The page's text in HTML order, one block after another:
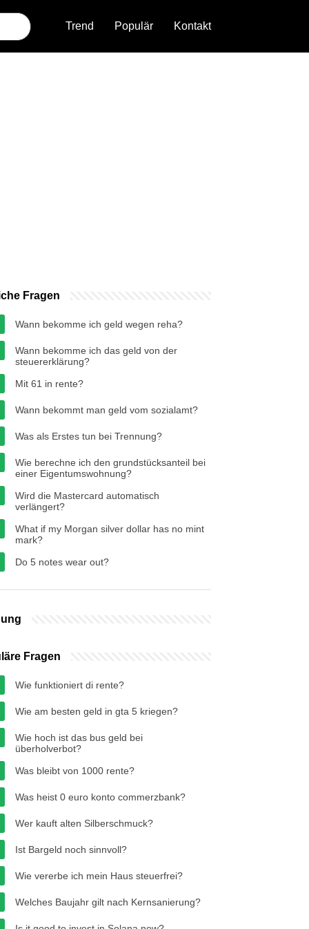
Trend Populär Kontakt
Fragen
Wann bekomme ich geld wegen reha?
Wann bekomme ich das geld von der
steuererklärung?
Mit 61 in rente?
Wann bekommt man geld vom sozialamt?
Was als Erstes tun bei Trennung?
Wie berechne ich den grundstücksanteil bei
einer Eigentumswohnung?
Wird die Mastercard automatisch
verlängert?
What if my Morgan silver dollar has no mint
mark?
Do 5 notes wear out?
Fragen
Wie funktioniert di rente?
Wie am besten geld in gta 5 kriegen?
Wie hoch ist das bus geld bei
überholverbot?
Was bleibt von 1000 rente?
Was heist 0 euro konto commerzbank?
Wer kauft alten Silberschmuck?
Ist Bargeld noch sinnvoll?
Wie vererbe ich mein Haus steuerfrei?
Welches Baujahr gilt nach Kernsanierung?